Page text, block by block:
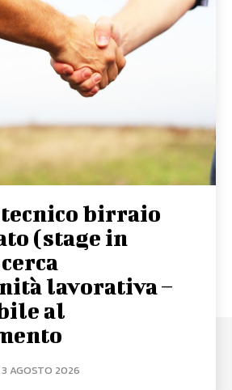
tecnico birraio
(stage in
lavorativa –
al
3 AGOSTO 2026